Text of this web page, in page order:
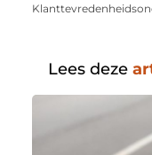
Lees deze